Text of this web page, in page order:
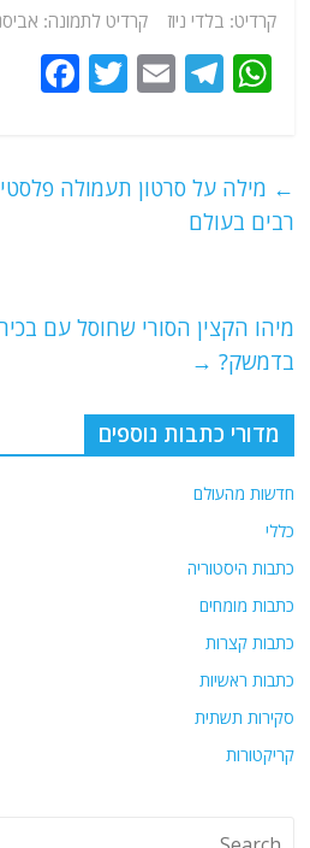
קרדיט: בלדי ניוז קרדיט לתמונה:
W
s
A
T
g
E
l
T
er
e
k
← מילה על סרטון תעמולה
רבים בעולם
מיהו הקצין הסורי שחוסל עם
בדמשק? →
מדורי כתבות נוספים
חדשות מהעולם
כללי
כתבות היסטוריה
כתבות מומחים
כתבות קצרות
כתבות ראשיות
סקירות תשתית
קריקטורות